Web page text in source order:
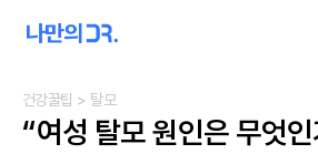
건강꿀팁 > 탈모
“여성 탈모 원인은 무엇